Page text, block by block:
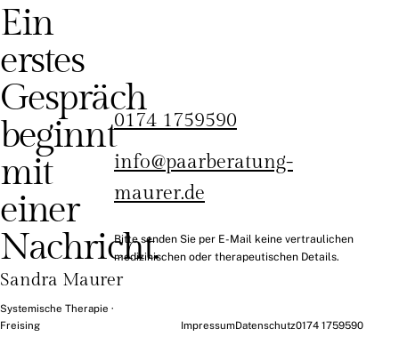
Ein
erstes
Gespräch
beginnt
mit
einer
Nachricht.
0174 1759590
info@paarberatung-
maurer.de
Bitte senden Sie per E-Mail keine vertraulichen
medizinischen oder therapeutischen Details.
Sandra Maurer
Systemische Therapie ·
Freising
ImpressumDatenschutz0174 1759590